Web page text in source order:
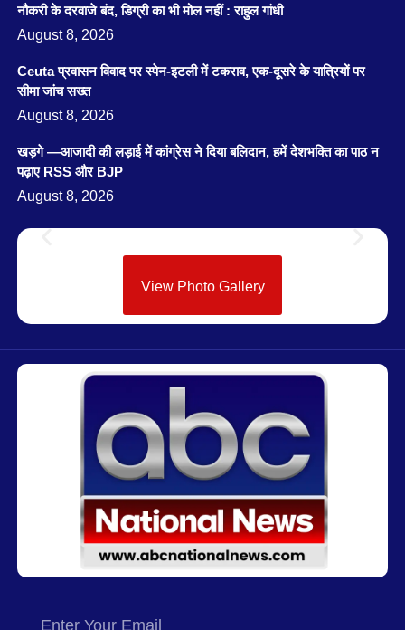
नौकरी के दरवाजे बंद, डिग्री का भी मोल नहीं : राहुल गांधी
August 8, 2026
Ceuta प्रवासन विवाद पर स्पेन-इटली में टकराव, एक-दूसरे के यात्रियों पर
सीमा जांच सख्त
August 8, 2026
खड़गे —आजादी की लड़ाई में कांग्रेस ने दिया बलिदान, हमें देशभक्ति का पाठ न
पढ़ाए RSS और BJP
August 8, 2026
View Photo Gallery